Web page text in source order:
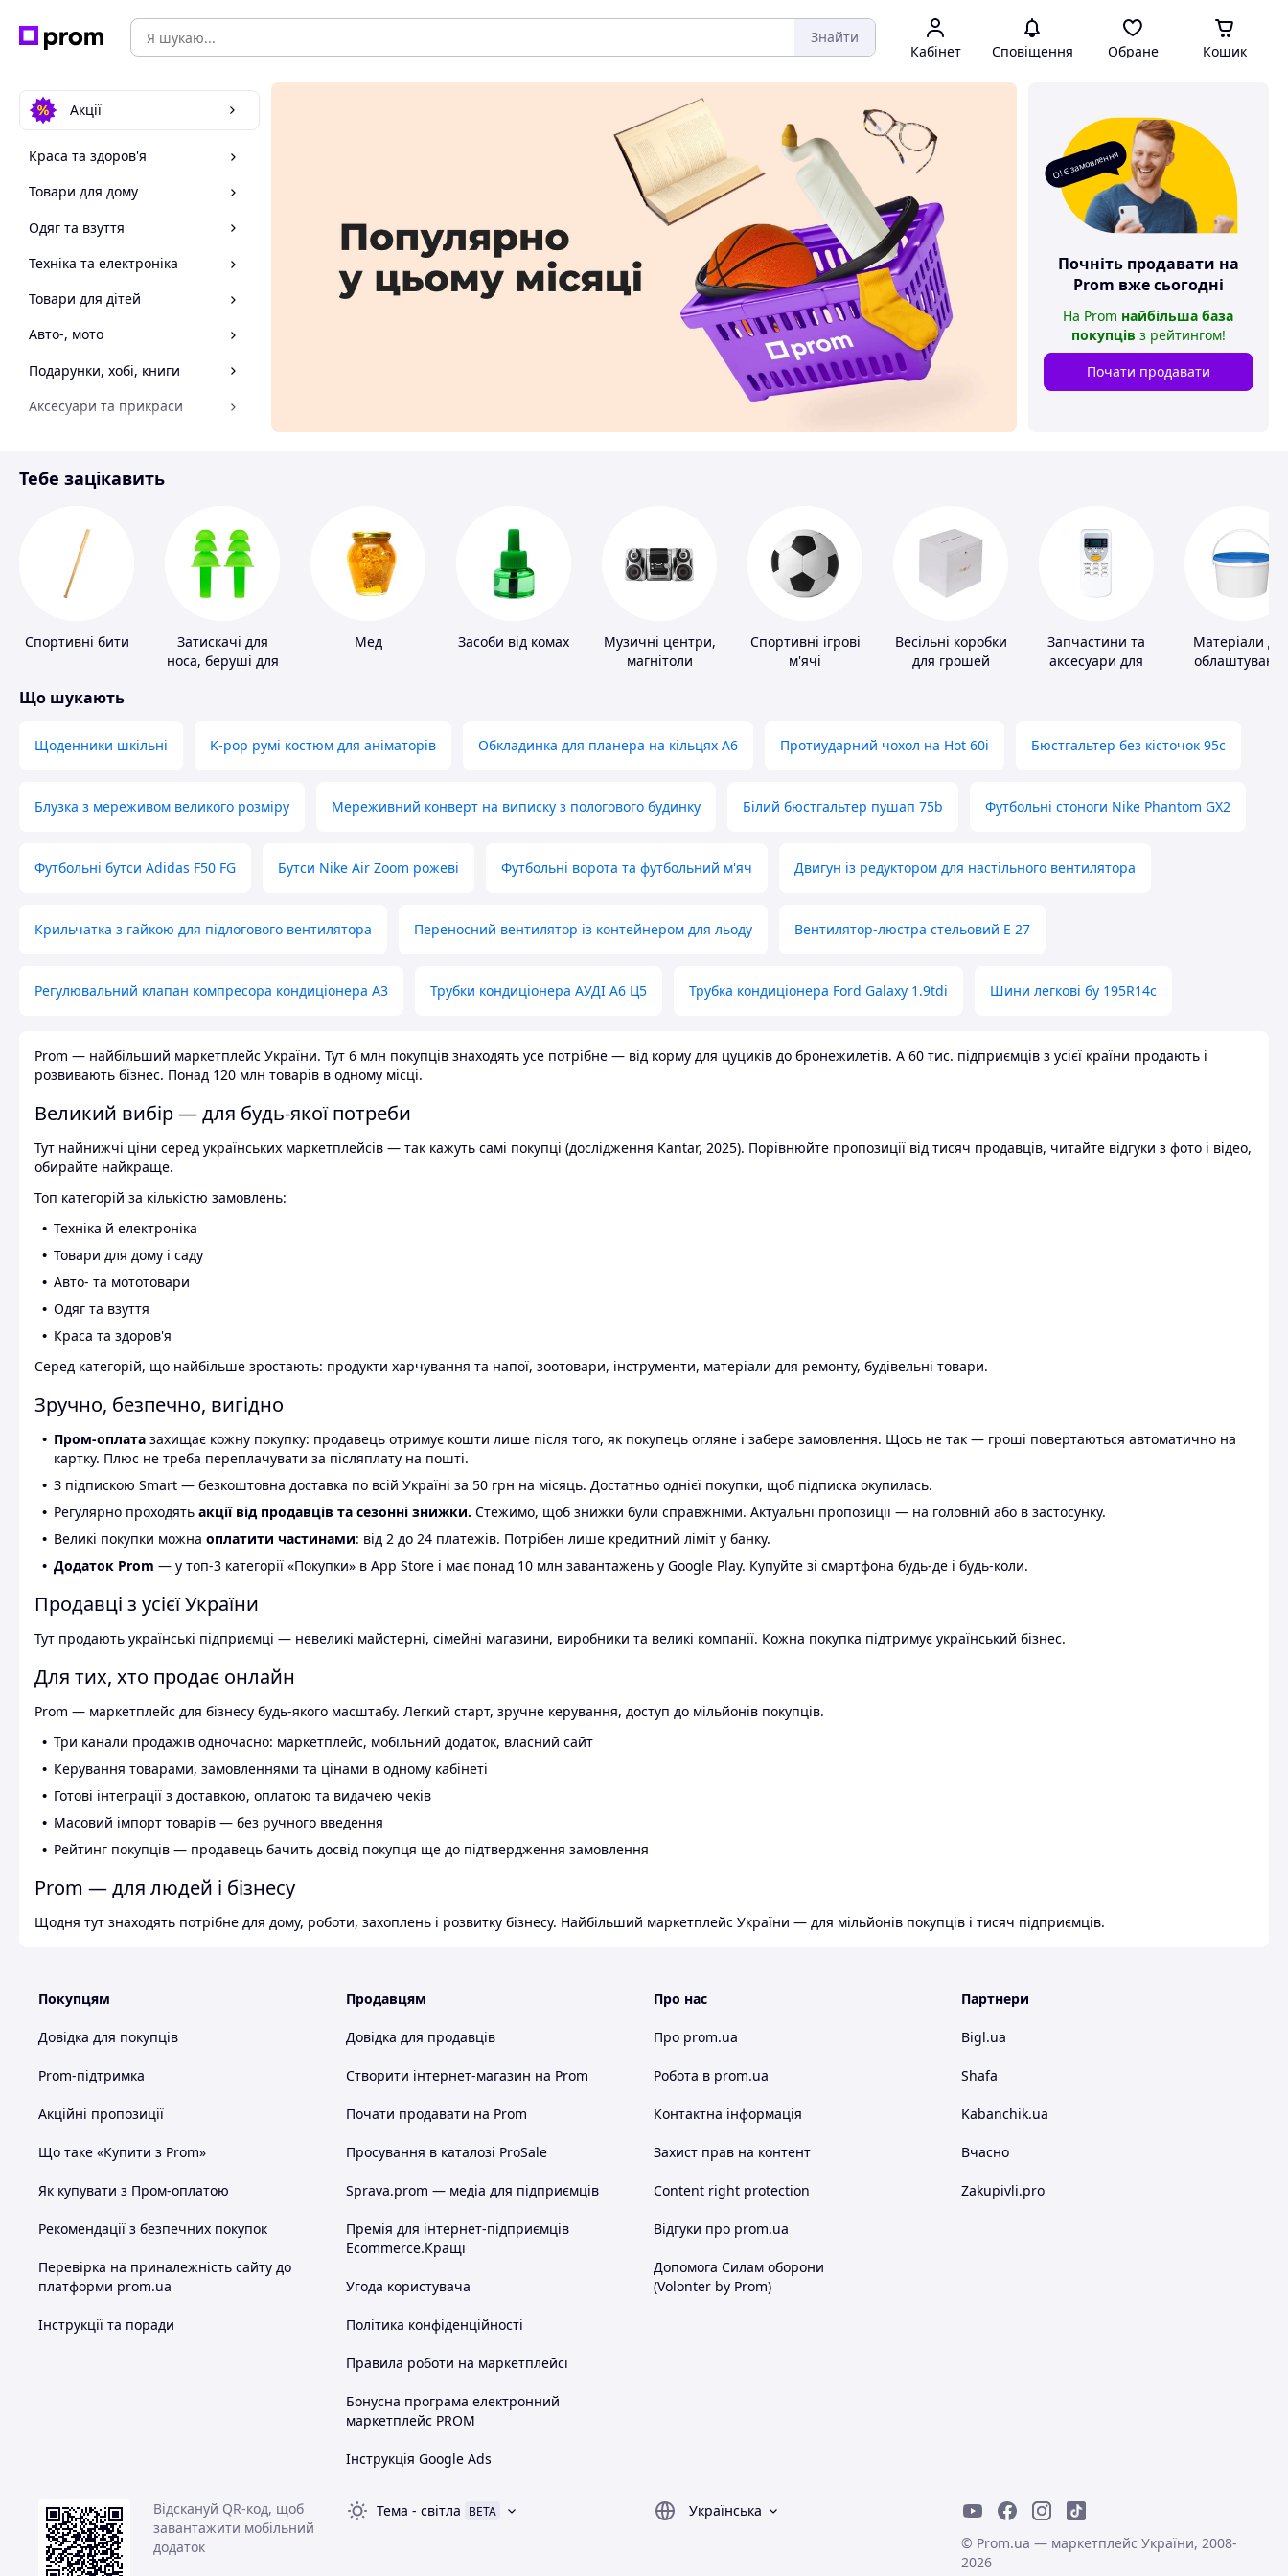
Знайти
Кабінет Сповіщення Обране Кошик
Акції
Краса та здоров'я
Товари для дому
Одяг та взуття
Техніка та електроніка
Товари для дітей
Авто-, мото
Подарунки, хобі, книги
Аксесуари та прикраси
Спорт і відпочинок
О! Є замовлення
Почніть продавати на
Prom вже сьогодні
На Prom найбільша база
покупців з рейтингом!
Почати продавати
Тебе зацікавить
Спортивні бити
Затискачі для
носа, беруші для
Мед Засоби від комах
Музичні центри,
магнітоли
Спортивні ігрові
м'ячі
Весільні коробки
для грошей
Запчастини та
аксесуари для
Матеріали
Що шукають
Щоденники шкільні K-pop румі костюм для аніматорів Обкладинка для планера на кільцях А6 Протиударний чохол на Hot 60i Бюстгальтер без кісточок 95с
Блузка з мереживом великого розміру Мереживний конверт на виписку з пологового будинку Білий бюстгальтер пушап 75b Футбольні стоноги Nike Phantom GX2
Футбольні бутси Adidas F50 FG Бутси Nike Air Zoom рожеві Футбольні ворота та футбольний м'яч Двигун із редуктором для настільного вентилятора
Крильчатка з гайкою для підлогового вентилятора Переносний вентилятор із контейнером для льоду Вентилятор-люстра стельовий E 27
Регулювальний клапан компресора кондиціонера А3 Трубки кондиціонера АУДІ А6 Ц5 Трубка кондиціонера Ford Galaxy 1.9tdi Шини легкові бу 195R14c
Prom — найбільший маркетплейс України. Тут 6 млн покупців знаходять усе потрібне — від корму для цуциків до бронежилетів. А 60 тис. підприємців з усієї країни продають і
розвивають бізнес. Понад 120 млн товарів в одному місці.
Великий вибір — для будь-якої потреби
Тут найнижчі ціни серед українських маркетплейсів — так кажуть самі покупці (дослідження Kantar, 2025). Порівнюйте пропозиції від тисяч продавців, читайте відгуки з фото і відео,
обирайте найкраще.
Топ категорій за кількістю замовлень:
Техніка й електроніка
Товари для дому і саду
Авто- та мототовари
Одяг та взуття
Краса та здоров'я
Серед категорій, що найбільше зростають: продукти харчування та напої, зоотовари, інструменти, матеріали для ремонту, будівельні товари.
Зручно, безпечно, вигідно
Пром-оплата захищає кожну покупку: продавець отримує кошти лише після того, як покупець огляне і забере замовлення. Щось не так — гроші повертаються автоматично на
картку. Плюс не треба переплачувати за післяплату на пошті.
З підпискою Smart — безкоштовна доставка по всій Україні за 50 грн на місяць. Достатньо однієї покупки, щоб підписка окупилась.
Регулярно проходять акції від продавців та сезонні знижки. Стежимо, щоб знижки були справжніми. Актуальні пропозиції — на головній або в застосунку.
Великі покупки можна оплатити частинами: від 2 до 24 платежів. Потрібен лише кредитний ліміт у банку.
Додаток Prom — у топ-3 категорії «Покупки» в App Store і має понад 10 млн завантажень у Google Play. Купуйте зі смартфона будь-де і будь-коли.
Продавці з усієї України
Тут продають українські підприємці — невеликі майстерні, сімейні магазини, виробники та великі компанії. Кожна покупка підтримує український бізнес.
Для тих, хто продає онлайн
Prom — маркетплейс для бізнесу будь-якого масштабу. Легкий старт, зручне керування, доступ до мільйонів покупців.
Три канали продажів одночасно: маркетплейс, мобільний додаток, власний сайт
Керування товарами, замовленнями та цінами в одному кабінеті
Готові інтеграції з доставкою, оплатою та видачею чеків
Масовий імпорт товарів — без ручного введення
Рейтинг покупців — продавець бачить досвід покупця ще до підтвердження замовлення
Prom — для людей і бізнесу
Щодня тут знаходять потрібне для дому, роботи, захоплень і розвитку бізнесу. Найбільший маркетплейс України — для мільйонів покупців і тисяч підприємців.
Покупцям
Довідка для покупців
Prom-підтримка
Акційні пропозиції
Що таке «Купити з Prom»
Як купувати з Пром-оплатою
Рекомендації з безпечних покупок
Перевірка на приналежність сайту до
платформи prom.ua
Інструкції та поради
Продавцям
Довідка для продавців
Створити інтернет-магазин на Prom
Почати продавати на Prom
Просування в каталозі ProSale
Sprava.prom — медіа для підприємців
Премія для інтернет-підприємців
Ecommerce.Кращі
Угода користувача
Політика конфіденційності
Правила роботи на маркетплейсі
Бонусна програма електронний
маркетплейс PROM
Інструкція Google Ads
Про нас
Про prom.ua
Робота в prom.ua
Контактна інформація
Захист прав на контент
Content right protection
Відгуки про prom.ua
Допомога Силам оборони
(Volonter by Prom)
Партнери
Bigl.ua
Shafa
Kabanchik.ua
Вчасно
Zakupivli.pro
Відскануй QR-код, щоб
завантажити мобільний
додаток
Тема - світла BETA
Українська
© Prom.ua — маркетплейс України, 2008-
2026